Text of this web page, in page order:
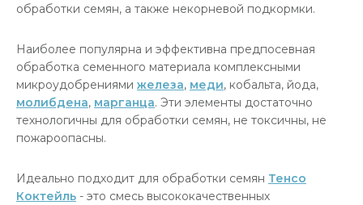
обработки семян, а также некорневой подкормки.
Наиболее популярна и эффективна предпосевная
обработка семенного материала комплексными
микроудобрениями железа, меди, кобальта, йода,
молибдена, марганца. Эти элементы достаточно
технологичны для обработки семян, не токсичны, не
пожароопасны.
Идеально подходит для обработки семян Тенсо
Коктейль - это смесь высококачественных